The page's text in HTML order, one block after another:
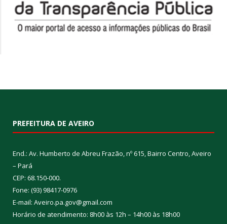
PREFEITURA DE AVEIRO
End.: Av. Humberto de Abreu Frazão, nº 615, Bairro Centro, Aveiro
– Pará
CEP: 68.150-000.
Fone: (93) 98417-0976
E-mail: Aveiro.pa.gov@gmail.com
Horário de atendimento: 8h00 às 12h – 14h00 às 18h00